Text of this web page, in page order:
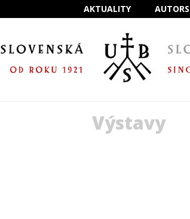
AKTUALITY
Výstavy